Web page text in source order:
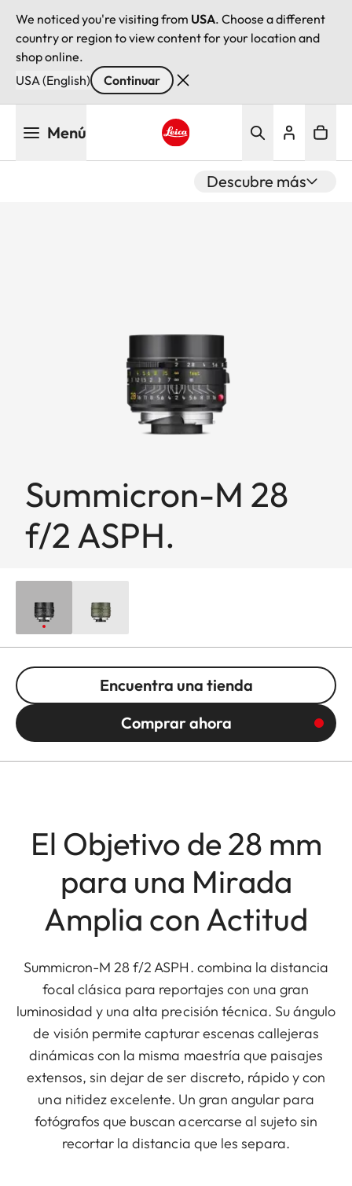
We noticed you're visiting from USA. Choose a different
country or region to view content for your location and
shop online.
USA (English)
Continuar
Menú
Descubre más
Summicron-M 28
f/2 ASPH.
Encuentra una tienda
Comprar ahora
El Objetivo de 28 mm
para una Mirada
Amplia con Actitud
Summicron-M 28 f/2 ASPH. combina la distancia
focal clásica para reportajes con una gran
luminosidad y una alta precisión técnica. Su ángulo
de visión permite capturar escenas callejeras
dinámicas con la misma maestría que paisajes
extensos, sin dejar de ser discreto, rápido y con
una nitidez excelente. Un gran angular para
fotógrafos que buscan acercarse al sujeto sin
recortar la distancia que les separa.